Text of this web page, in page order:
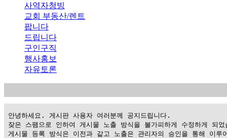
사역자청빙
교회 부동산/렌트
팝니다
드립니다
구인구직
행사홍보
자유토론
안녕하세요. 게시판 사용자 여러분께 공지드립니다.
잦은 스팸으로 인하여 게시물 노출 방식을 불가피하게 수정하게 되었
게시물 등록 방식은 이전과 같고 노출은 관리자의 승인을 통해 이루